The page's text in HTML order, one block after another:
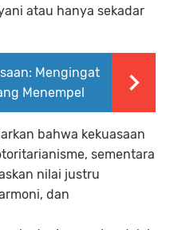
atau hanya sekadar
Mengingat
Menempel
bahwa kekuasaan
sementara
nilai justru
dan